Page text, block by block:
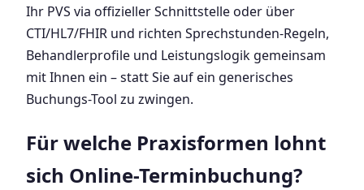
Ihr PVS via offizieller Schnittstelle oder über
CTI/HL7/FHIR und richten Sprechstunden-Regeln,
Behandlerprofile und Leistungslogik gemeinsam
mit Ihnen ein – statt Sie auf ein generisches
Buchungs-Tool zu zwingen.
Für welche Praxisformen lohnt
sich Online-Terminbuchung?